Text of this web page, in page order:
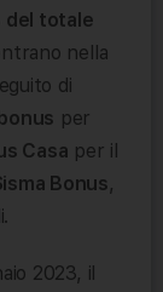
del totale
nella
di
per
Casa per il
Bonus,
2023, il